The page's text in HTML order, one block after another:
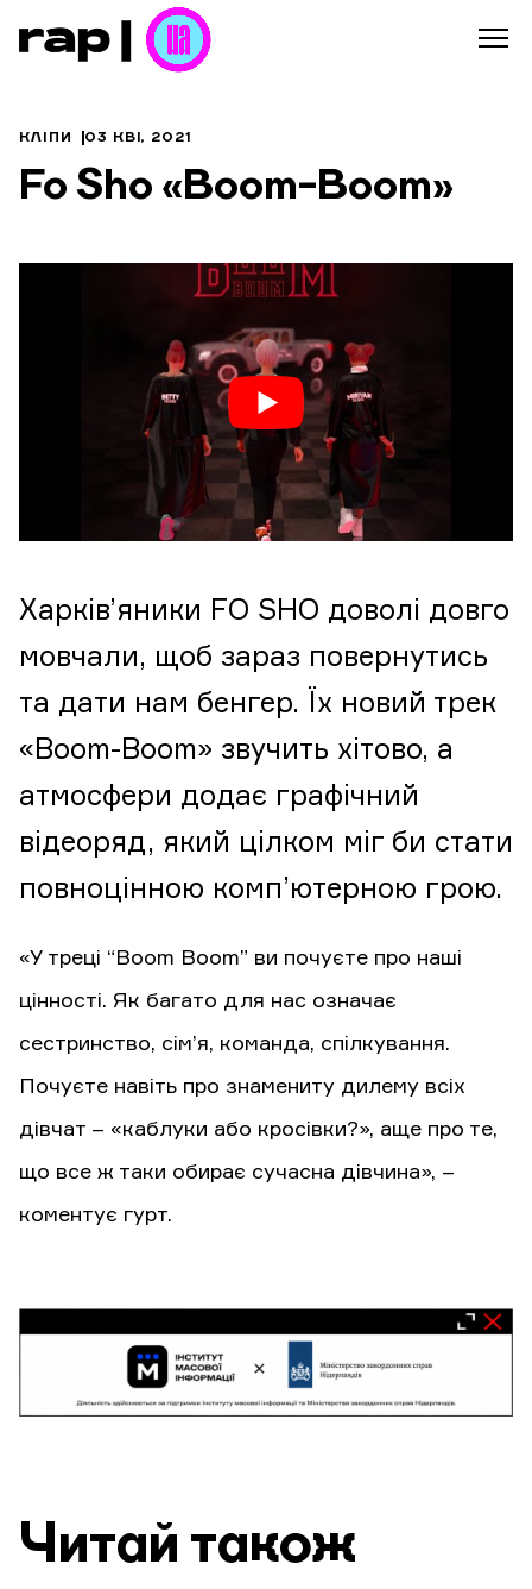
КЛІПИ 03 КВІ, 2021
Fo Sho «Boom-Boom»
Харків’яники FO SHO доволі довго
мовчали, щоб зараз повернутись
та дати нам бенгер. Їх новий трек
«Boom-Boom» звучить хітово, а
атмосфери додає графічний
відеоряд, який цілком міг би стати
повноцінною комп’ютерною грою.
«У треці “Boom Boom” ви почуєте про наші
цінності. Як багато для нас означає
сестринство, сім’я, команда, спілкування.
Почуєте навіть про знамениту дилему всіх
дівчат – «каблуки або кросівки?», аще про те,
що все ж таки обирає сучасна дівчина», –
коментує гурт.
Читай також